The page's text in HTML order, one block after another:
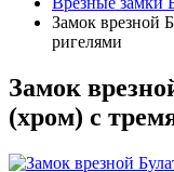
Замок врезной
ригелями
Замок
(хром) с